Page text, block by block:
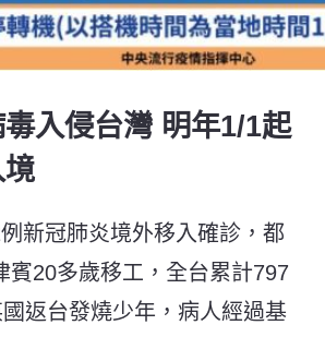
入侵台灣 明年1/1起
新冠肺炎境外移入確診，都
賓20多歲移工，全台累計797
返台發燒少年，病人經過基